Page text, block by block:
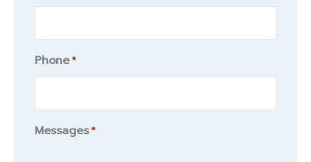
Phone *
Messages *